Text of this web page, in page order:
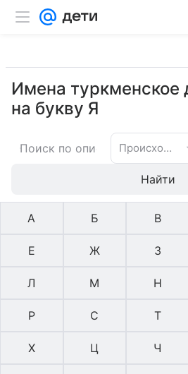
Имена туркменское
на букву Я
Происхождение имени
Найти
А Б В
Е Ж З
Л М Н
Р С Т
Х Ц Ч